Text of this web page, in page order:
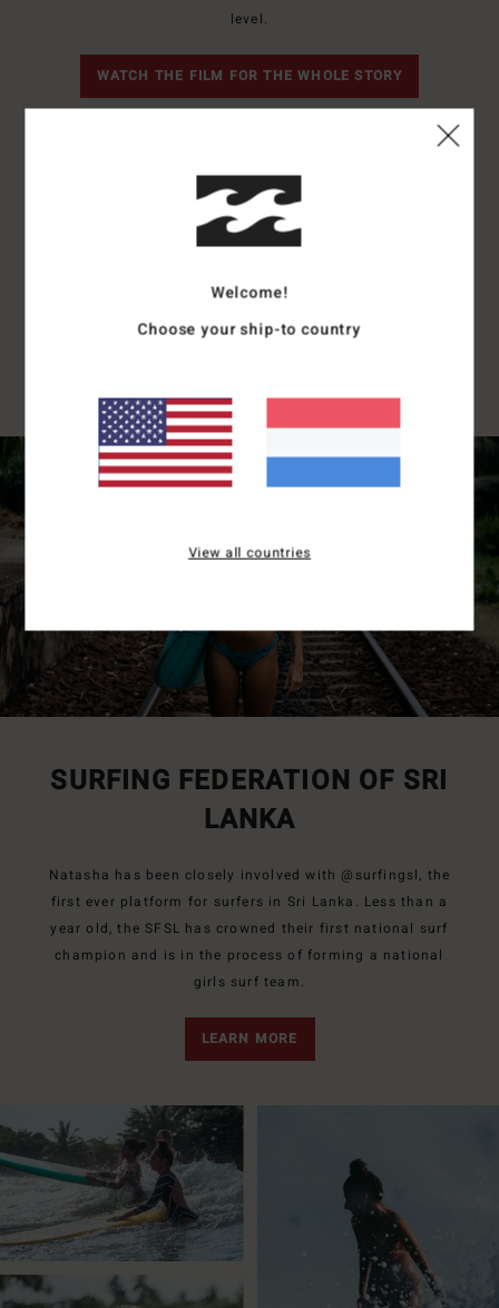
level.
WATCH THE FILM FOR THE WHOLE STORY
family. We all know each other through surfing...
it’s amazing. But my whole goal with surfing, it’s
not for me, it’s for the next generation of local
women in Sri Lanka. It doesn’t say anywhere that
shouldn’t be in the water - we just need to
SURFING FEDERATION OF SRI
LANKA
Natasha has been closely involved with @surfingsl, the
first ever platform for surfers in Sri Lanka. Less than a
year old, the SFSL has crowned their first national surf
champion and is in the process of forming a national
girls surf team.
LEARN MORE
Welcome!
Choose your ship-to country
View all countries